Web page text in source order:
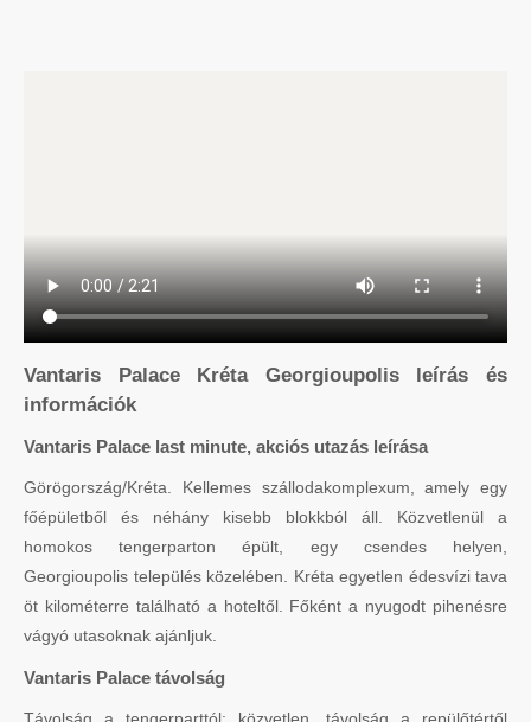
Vantaris Palace Kréta Georgioupolis leírás és
információk
Vantaris Palace last minute, akciós utazás leírása
Görögország/Kréta. Kellemes szállodakomplexum, amely egy
főépületből és néhány kisebb blokkból áll. Közvetlenül a
homokos tengerparton épült, egy csendes helyen,
Georgioupolis település közelében. Kréta egyetlen édesvízi tava
öt kilométerre található a hoteltől. Főként a nyugodt pihenésre
vágyó utasoknak ajánljuk.
Vantaris Palace távolság